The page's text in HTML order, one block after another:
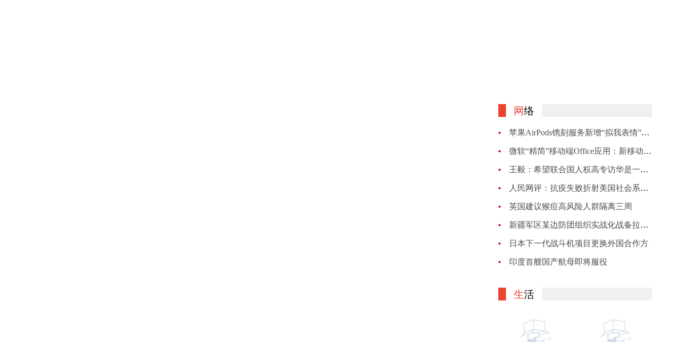
网络
苹果AirPods镌刻服务新增“拟我表情”：新增29款定制表情可选
微软“精简”移动端Office应用：新移动端Office应用将集成文件的云同步
王毅：希望联合国人权高专访华是一次增进了解、加强合作、正本清源之旅
人民网评：抗疫失败折射美国社会系统性危机
英国建议猴痘高风险人群隔离三周
新疆军区某边防团组织实战化战备拉动考核
日本下一代战斗机项目更换外国合作方
印度首艘国产航母即将服役
生活